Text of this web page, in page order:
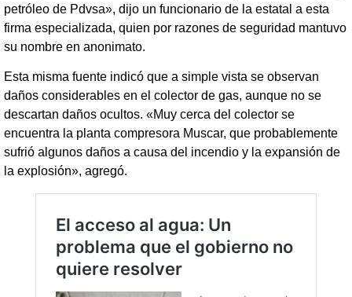
petróleo de Pdvsa», dijo un funcionario de la estatal a esta
firma especializada, quien por razones de seguridad mantuvo
su nombre en anonimato.
Esta misma fuente indicó que a simple vista se observan
daños considerables en el colector de gas, aunque no se
descartan daños ocultos. «Muy cerca del colector se
encuentra la planta compresora Muscar, que probablemente
sufrió algunos daños a causa del incendio y la expansión de
la explosión», agregó.